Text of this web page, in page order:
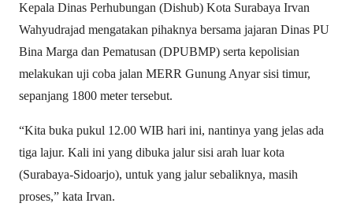
Kepala Dinas Perhubungan (Dishub) Kota Surabaya Irvan
Wahyudrajad mengatakan pihaknya bersama jajaran Dinas PU
Bina Marga dan Pematusan (DPUBMP) serta kepolisian
melakukan uji coba jalan MERR Gunung Anyar sisi timur,
sepanjang 1800 meter tersebut.
“Kita buka pukul 12.00 WIB hari ini, nantinya yang jelas ada
tiga lajur. Kali ini yang dibuka jalur sisi arah luar kota
(Surabaya-Sidoarjo), untuk yang jalur sebaliknya, masih
proses,” kata Irvan.